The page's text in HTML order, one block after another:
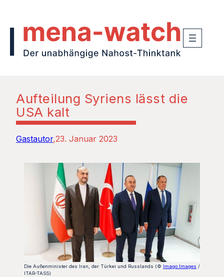
Aufteilung Syriens lässt die
USA kalt
Gastautor 23. Januar 2023
Die Außenminister des Iran, der Türkei und Russlands (© Imago Images /
ITAR-TASS)